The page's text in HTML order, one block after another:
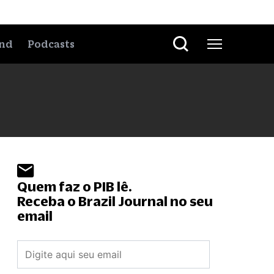
Podcasts
Quem faz o PIB lê.
Receba o Brazil Journal no seu
email